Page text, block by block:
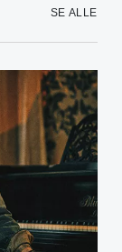
SE ALLE